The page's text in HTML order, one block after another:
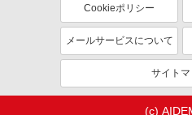
Cookieポリシー
メールサービスについて
サイト
(c)